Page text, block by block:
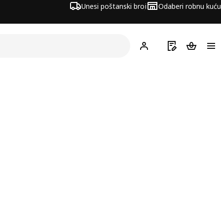
Unesi poštanski broj Odaberi robnu kuću
Hej! Prijavi se
Popis zaKošarica